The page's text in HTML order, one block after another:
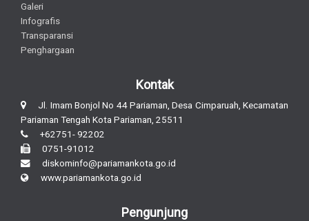
Galeri
Infografis
Transparansi
Penghargaan
Kontak
Jl. Imam Bonjol No 44 Pariaman, Desa Cimparuah, Kecamatan
Pariaman Tengah Kota Pariaman, 25511
+62751- 92202
0751-91012
diskominfo@pariamankota.go.id
www.pariamankota.go.id
Pengunjung